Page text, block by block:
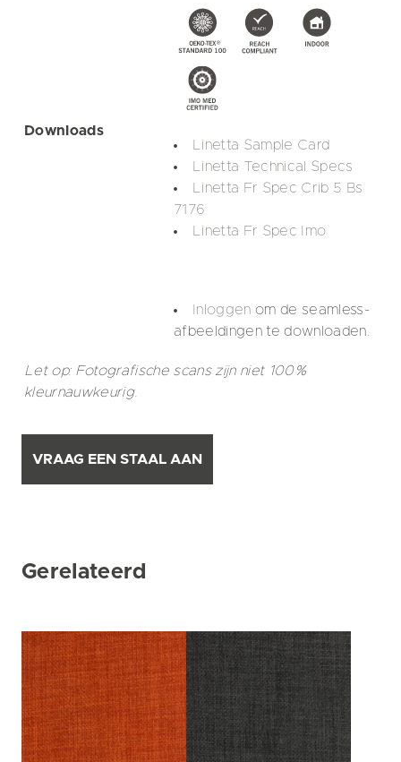
Downloads
Linetta Sample Card
Linetta Technical Specs
Linetta Fr Spec Crib 5 Bs
7176
Linetta Fr Spec Imo
Inloggen om de seamless-
afbeeldingen te downloaden.
Let op: Fotografische scans zijn niet 100%
kleurnauwkeurig.
VRAAG EEN STAAL AAN
Gerelateerd